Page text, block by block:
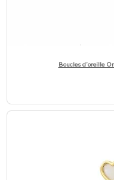
Boucles d’oreille